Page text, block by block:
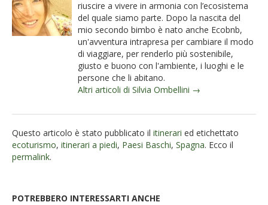
riuscire a vivere in armonia con l’ecosistema
del quale siamo parte. Dopo la nascita del
mio secondo bimbo è nato anche Ecobnb,
un'avventura intrapresa per cambiare il modo
di viaggiare, per renderlo più sostenibile,
giusto e buono con l'ambiente, i luoghi e le
persone che li abitano.
Altri articoli di Silvia Ombellini →
Questo articolo è stato pubblicato il itinerari ed etichettato
ecoturismo, itinerari a piedi, Paesi Baschi, Spagna. Ecco il
permalink.
POTREBBERO INTERESSARTI ANCHE